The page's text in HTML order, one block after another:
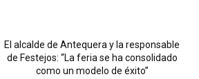
El alcalde de Antequera y la responsable
de Festejos: “La feria se ha consolidado
como un modelo de éxito”